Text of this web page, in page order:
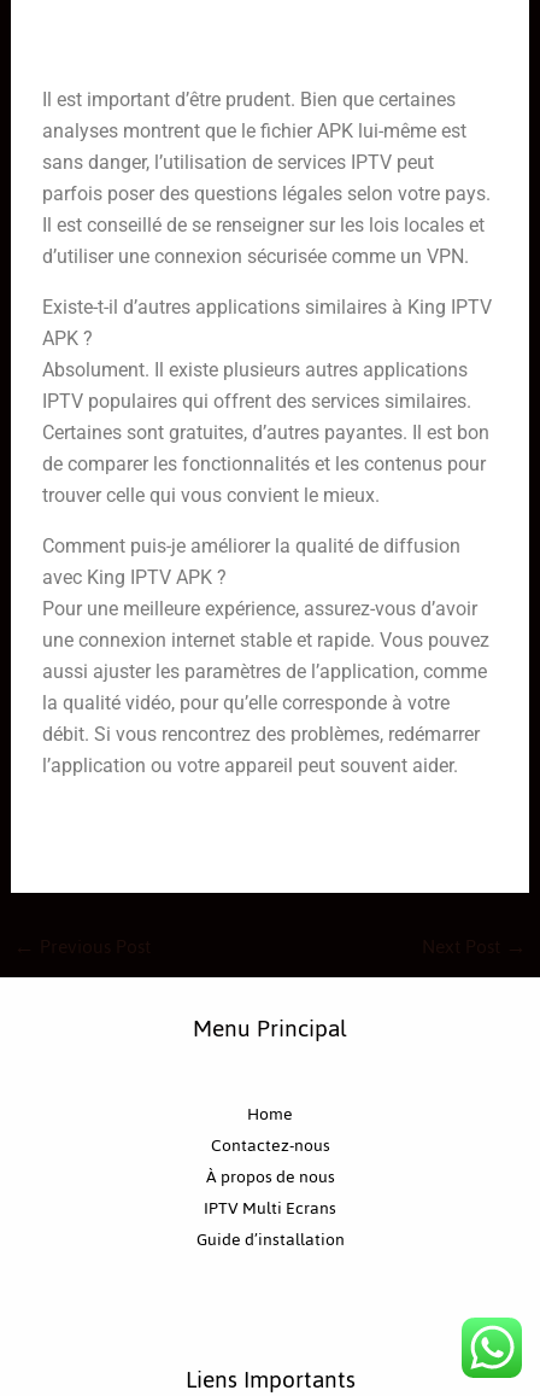
Il est important d’être prudent. Bien que certaines
analyses montrent que le fichier APK lui-même est
sans danger, l’utilisation de services IPTV peut
parfois poser des questions légales selon votre pays.
Il est conseillé de se renseigner sur les lois locales et
d’utiliser une connexion sécurisée comme un VPN.
Existe-t-il d’autres applications similaires à King IPTV
APK ?
Absolument. Il existe plusieurs autres applications
IPTV populaires qui offrent des services similaires.
Certaines sont gratuites, d’autres payantes. Il est bon
de comparer les fonctionnalités et les contenus pour
trouver celle qui vous convient le mieux.
Comment puis-je améliorer la qualité de diffusion
avec King IPTV APK ?
Pour une meilleure expérience, assurez-vous d’avoir
une connexion internet stable et rapide. Vous pouvez
aussi ajuster les paramètres de l’application, comme
la qualité vidéo, pour qu’elle corresponde à votre
débit. Si vous rencontrez des problèmes, redémarrer
l’application ou votre appareil peut souvent aider.
Menu Principal
Home
Contactez-nous
À propos de nous
IPTV Multi Ecrans
Guide d’installation
Liens Importants